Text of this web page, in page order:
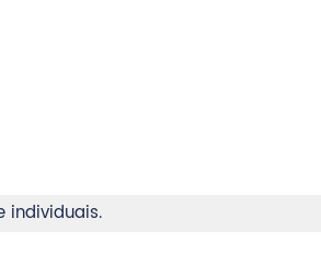
individuais.